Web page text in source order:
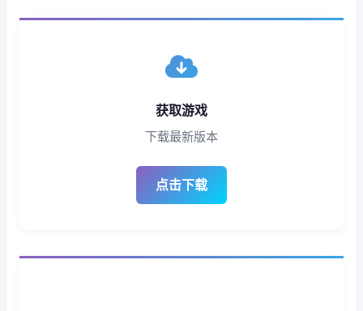
获取游戏
下载最新版本
点击下载